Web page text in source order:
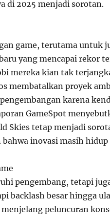
di 2025 menjadi sorotan.
game, terutama untuk
yang mencapai rekor
mereka kian tak
membatalkan proyek
karena
GameSpot
Skies tetap menjadi
inovasi masih
pengembang, tetapi
backlash besar hingga
peluncuran